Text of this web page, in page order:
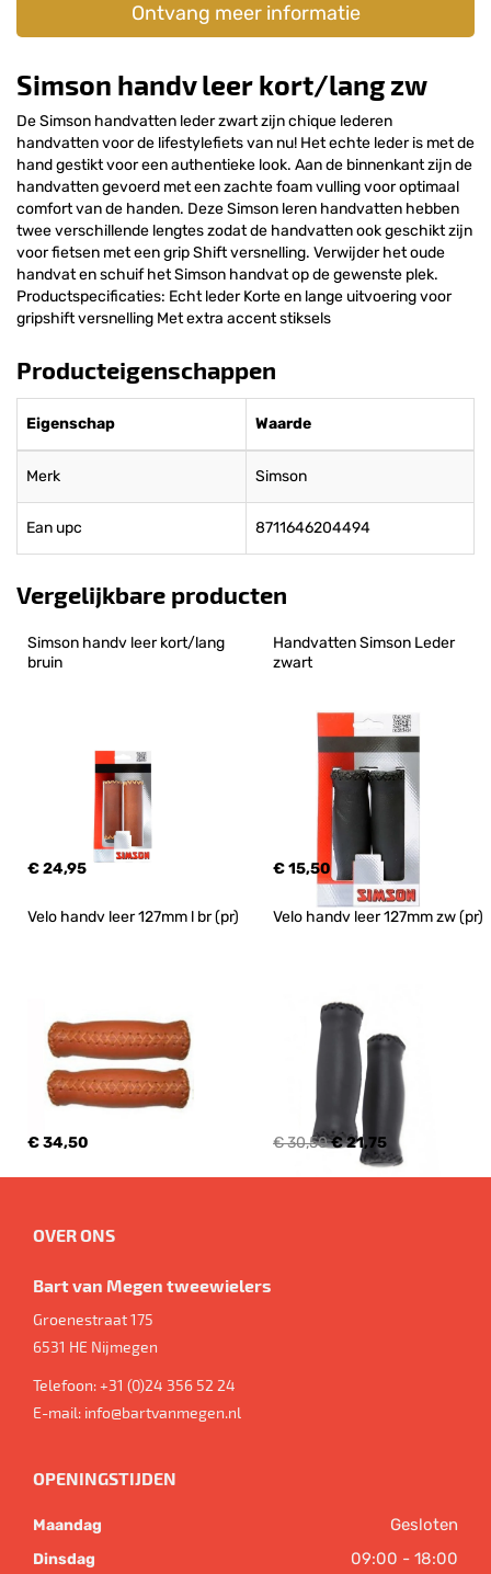
Ontvang meer informatie
Simson handv leer kort/lang zw
De Simson handvatten leder zwart zijn chique lederen
handvatten voor de lifestylefiets van nu! Het echte leder is met de
hand gestikt voor een authentieke look. Aan de binnenkant zijn de
handvatten gevoerd met een zachte foam vulling voor optimaal
comfort van de handen. Deze Simson leren handvatten hebben
twee verschillende lengtes zodat de handvatten ook geschikt zijn
voor fietsen met een grip Shift versnelling. Verwijder het oude
handvat en schuif het Simson handvat op de gewenste plek.
Productspecificaties: Echt leder Korte en lange uitvoering voor
gripshift versnelling Met extra accent stiksels
Producteigenschappen
Eigenschap Waarde
Merk Simson
Ean upc 8711646204494
Vergelijkbare producten
Simson handv leer kort/lang
bruin
€ 24,95
Handvatten Simson Leder
zwart
€ 15,50
Velo handv leer 127mm l br (pr)
€ 34,50
Velo handv leer 127mm zw (pr)
€ 30,50€ 21,75
OVER ONS
Bart van Megen tweewielers
Groenestraat 175
6531 HE Nijmegen
Telefoon:+31 (0)24 356 52 24
E-mail: info@bartvanmegen.nl
OPENINGSTIJDEN
Maandag Gesloten
Dinsdag 09:00 - 18:00